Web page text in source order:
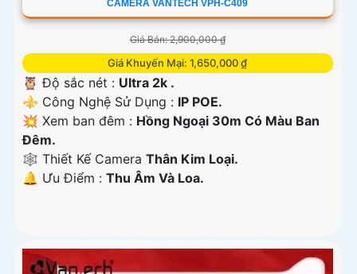
CAMERA VANTECH VPH-C409
Giá Bán: 2,900,000 ₫
Giá Khuyến Mại: 1,650,000 ₫
🦉 Độ sắc nét : Ultra 2k .
⚜️ Công Nghệ Sử Dụng : IP POE.
💥 Xem ban đêm : Hồng Ngoại 30m Có Màu Ban
Đêm.
🕸️ Thiết Kế Camera Thân Kim Loại.
️🔔 Ưu Điểm : Thu Âm Và Loa.